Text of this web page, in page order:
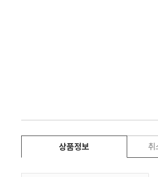
상품정보 취